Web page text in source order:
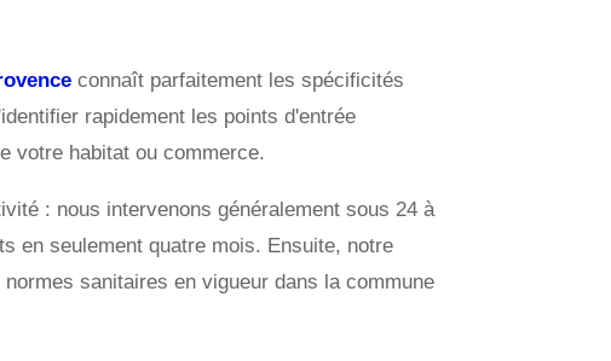
connaît parfaitement les spécificités
rapidement les points d'entrée
votre habitat ou commerce.
: nous intervenons généralement sous 24 à
en seulement quatre mois. Ensuite, notre
sanitaires en vigueur dans la commune